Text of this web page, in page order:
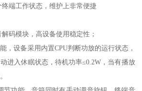
端工作状态，维护上非常便捷
码模块，高设备使用稳定性；
，设备采用内置CPU判断功放的运行状态，
进入休眠状态，待机功率≤0.2W，当有播放